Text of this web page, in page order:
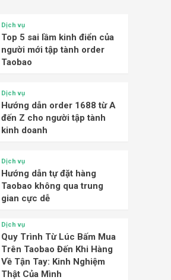
Dịch vụ
Top 5 sai lầm kinh điển của
người mới tập tành order
Taobao
Dịch vụ
Hướng dẫn order 1688 từ A
đến Z cho người tập tành
kinh doanh
Dịch vụ
Hướng dẫn tự đặt hàng
Taobao không qua trung
gian cực dễ
Dịch vụ
Quy Trình Từ Lúc Bấm Mua
Trên Taobao Đến Khi Hàng
Về Tận Tay: Kinh Nghiệm
Thật Của Mình